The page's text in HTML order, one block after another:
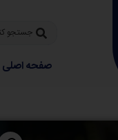
صفحه اصلی